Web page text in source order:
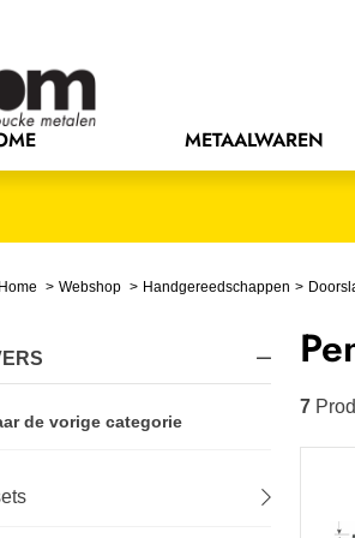
METAALWAREN
Home Webshop Handgereedschappen
de vorige categorie
7